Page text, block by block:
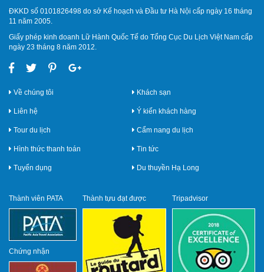
ĐKKD số 0101826498 do sở Kế hoạch và Đầu tư Hà Nội cấp ngày 16 tháng
11 năm 2005.
Giấy phép kinh doanh Lữ Hành Quốc Tế do Tổng Cục Du Lịch Việt Nam cấp
ngày 23 tháng 8 năm 2012.
Về chúng tôi
Liên hệ
Tour du lịch
Hình thức thanh toán
Tuyển dụng
Khách sạn
Ý kiến khách hàng
Cẩm nang du lịch
Tin tức
Du thuyền Hạ Long
Thành viên PATA
Chứng nhận
Thành tựu đạt được Tripadvisor